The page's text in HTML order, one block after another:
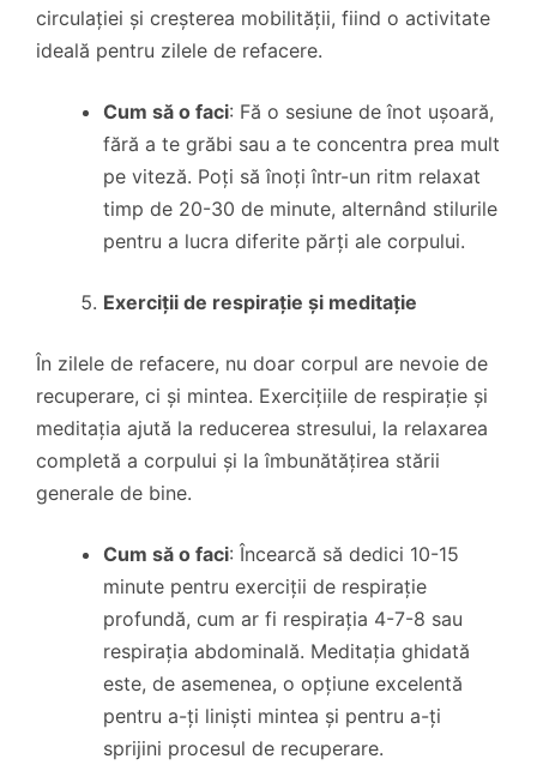
circulației și creșterea mobilității, fiind o activitate
ideală pentru zilele de refacere.
Cum să o faci: Fă o sesiune de înot ușoară,
fără a te grăbi sau a te concentra prea mult
pe viteză. Poți să înoți într-un ritm relaxat
timp de 20-30 de minute, alternând stilurile
pentru a lucra diferite părți ale corpului.
Exerciții de respirație și meditație
În zilele de refacere, nu doar corpul are nevoie de
recuperare, ci și mintea. Exercițiile de respirație și
meditația ajută la reducerea stresului, la relaxarea
completă a corpului și la îmbunătățirea stării
generale de bine.
Cum să o faci: Încearcă să dedici 10-15
minute pentru exerciții de respirație
profundă, cum ar fi respirația 4-7-8 sau
respirația abdominală. Meditația ghidată
este, de asemenea, o opțiune excelentă
pentru a-ți liniști mintea și pentru a-ți
sprijini procesul de recuperare.